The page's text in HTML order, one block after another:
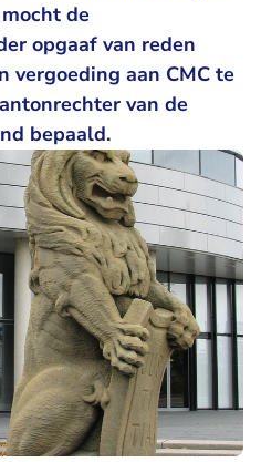
de
opgaaf van reden
vergoeding aan CMC te
van de
bepaald.